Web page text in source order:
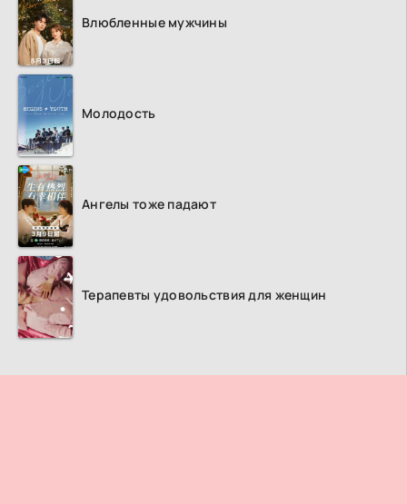
Влюбленные мужчины
Молодость
Ангелы тоже падают
Терапевты удовольствия для женщин